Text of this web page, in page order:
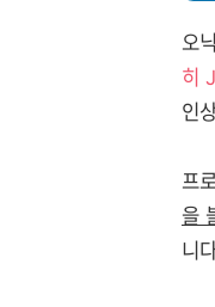
오
히
인
프
을
니